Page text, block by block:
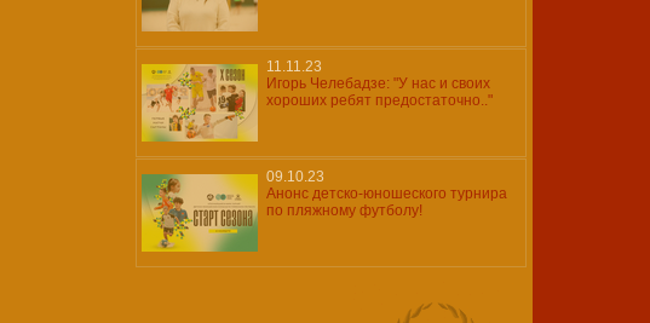
11.11.23
Игорь Челебадзе: "У нас и своих
хороших ребят предостаточно.."
09.10.23
Анонс детско-юношеского турнира
по пляжному футболу!